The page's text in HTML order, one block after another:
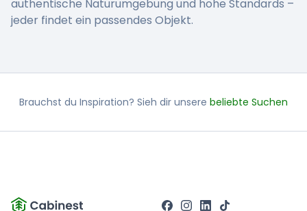
authentische Naturumgebung und hohe Standards –
jeder findet ein passendes Objekt.
Brauchst du Inspiration? Sieh dir unsere beliebte Suchen